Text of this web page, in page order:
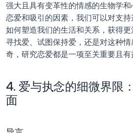
强大且具有变革性的情感的生物学
恋爱和吸引的因素，我们可以对支
如何塑造我们的生活和关系，获得
寻找爱、试图保持爱，还是对这种
奇，研究恋爱都是一项至关重要且有
4. 爱与执念的细微界限
面